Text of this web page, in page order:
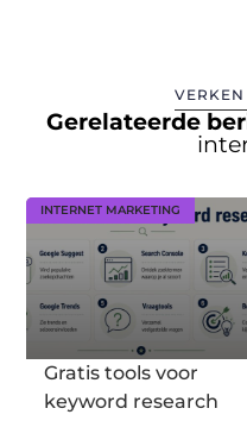
Gerelateerde
INTERNET MARKETING
Gratis tools voor
keyword research